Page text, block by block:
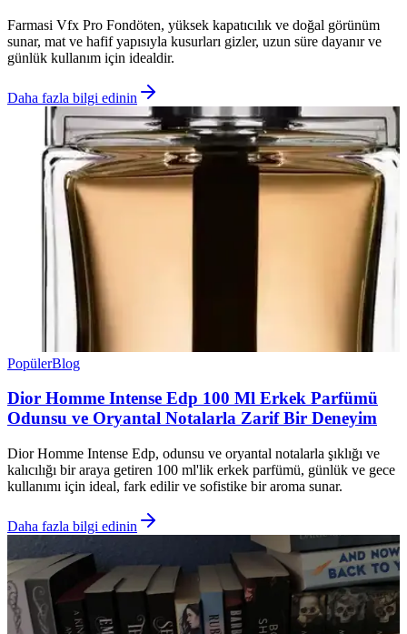
Farmasi Vfx Pro Fondöten, yüksek kapatıcılık ve doğal görünüm
sunar, mat ve hafif yapısıyla kusurları gizler, uzun süre dayanır ve
günlük kullanım için idealdir.
Daha fazla bilgi edinin
PopülerBlog
Dior Homme Intense Edp 100 Ml Erkek Parfümü
Odunsu ve Oryantal Notalarla Zarif Bir Deneyim
Dior Homme Intense Edp, odunsu ve oryantal notalarla şıklığı ve
kalıcılığı bir araya getiren 100 ml'lik erkek parfümü, günlük ve gece
kullanımı için ideal, fark edilir ve sofistike bir aroma sunar.
Daha fazla bilgi edinin